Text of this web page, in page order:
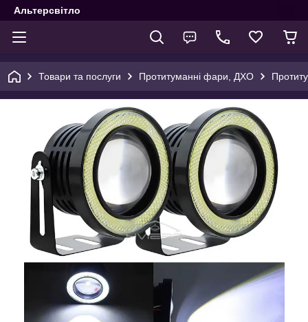
Альтерсвітло
Товари та послуги Протитуманні фари, ДХО